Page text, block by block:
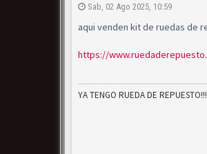
Sab, 02 Ago 2025, 10:59
aqui venden kit de ruedas de
https://
YA TENGO RUEDA DE REPUESTO!!!